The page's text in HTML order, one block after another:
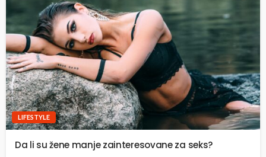
LIFESTYLE
Da li su žene manje zainteresovane za seks?